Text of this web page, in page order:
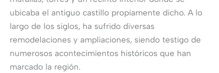
ubicaba el antiguo castillo propiamente dicho. A lo
largo de los siglos, ha sufrido diversas
remodelaciones y ampliaciones, siendo testigo de
numerosos acontecimientos históricos que han
marcado la región.